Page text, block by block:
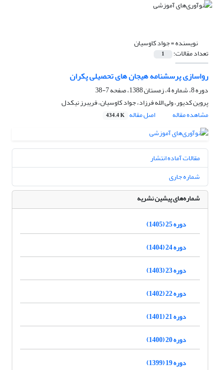
نویسنده =جواد کاوسیان
تعداد مقالات: 1
رواسازی پرسشنامه هیجان های تحصیلی پکران
دوره 8، شماره 4، زمستان 1388، صفحه
7-38
پروین کدیور، ولی الله فرزاد، جواد کاوسیان، فریبرز نیکدل
مشاهده مقاله
اصل مقاله 434.4 K
مقالات آماده انتشار
شماره جاری
شماره‌های پیشین نشریه
دوره 25 (1405)
دوره 24 (1404)
دوره 23 (1403)
دوره 22 (1402)
دوره 21 (1401)
دوره 20 (1400)
دوره 19 (1399)